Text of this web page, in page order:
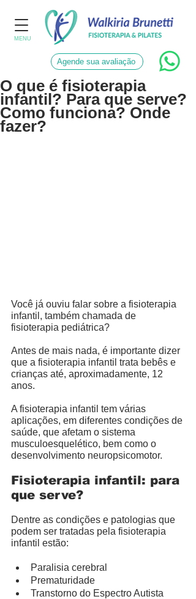
MENU
Agende sua avaliação
O que é fisioterapia
infantil? Para que serve?
Como funciona? Onde
fazer?
Você já ouviu falar sobre a fisioterapia
infantil, também chamada de
fisioterapia pediátrica?
Antes de mais nada, é importante dizer
que a fisioterapia infantil trata bebês e
crianças até, aproximadamente, 12
anos.
A fisioterapia infantil tem várias
aplicações, em diferentes condições de
saúde, que afetam o sistema
musculoesquelético, bem como o
desenvolvimento neuropsicomotor.
Fisioterapia infantil: para
que serve?
Dentre as condições e patologias que
podem ser tratadas pela fisioterapia
infantil estão:
Paralisia cerebral
Prematuridade
Transtorno do Espectro Autista